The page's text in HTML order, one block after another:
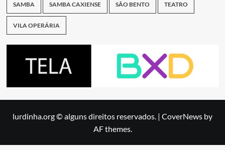
SAMBA SAMBA CAXIENSE SÃO BENTO TEATRO
VILA OPERÁRIA
lurdinha.org © alguns direitos reservados. | CoverNews by
AF themes.